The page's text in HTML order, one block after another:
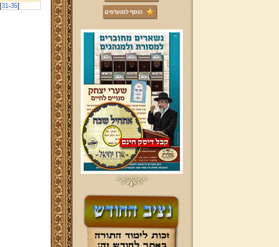
הוסף למועדפים
[31-35]